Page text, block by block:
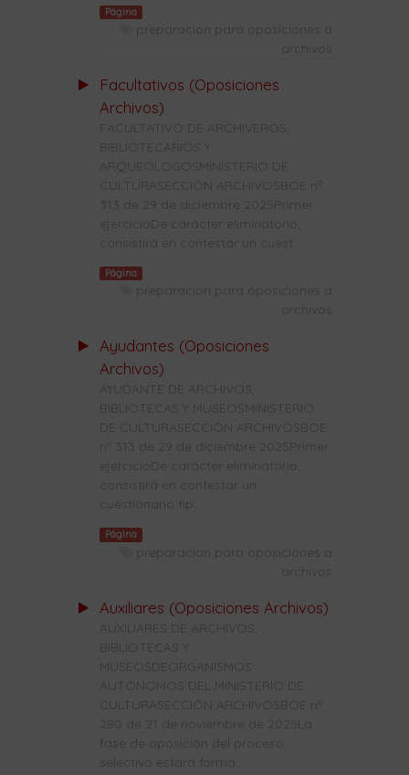
Página
preparacion para oposiciones a
archivos
Facultativos (Oposiciones
Archivos)
FACULTATIVO DE ARCHIVEROS,
BIBLIOTECARIOS Y
ARQUEÓLOGOSMINISTERIO DE
CULTURASECCIÓN ARCHIVOSBOE nº
313 de 29 de diciembre 2025Primer
ejercicioDe carácter eliminatorio,
consistirá en contestar un cuest...
Página
preparacion para oposiciones a
archivos
Ayudantes (Oposiciones
Archivos)
AYUDANTE DE ARCHIVOS,
BIBLIOTECAS Y MUSEOSMINISTERIO
DE CULTURASECCIÓN ARCHIVOSBOE
nº 313 de 29 de diciembre 2025Primer
ejercicioDe carácter eliminatorio,
consistirá en contestar un
cuestionario tip...
Página
preparacion para oposiciones a
archivos
Auxiliares (Oposiciones Archivos)
AUXILIARES DE ARCHIVOS,
BIBLIOTECAS Y
MUSEOSDEORGANISMOS
AUTÓNOMOS DEL MINISTERIO DE
CULTURASECCIÓN ARCHIVOSBOE nº
280 de 21 de noviembre de 2025La
fase de oposición del proceso
selectivo estará forma...